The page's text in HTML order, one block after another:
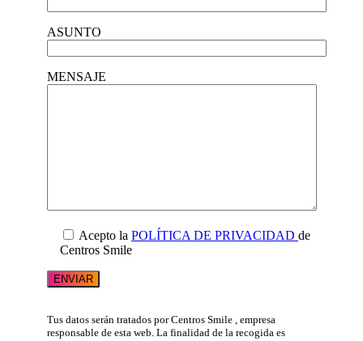
ASUNTO
MENSAJE
Acepto la POLÍTICA DE PRIVACIDAD de
Centros Smile
Tus datos serán tratados por Centros Smile , empresa
responsable de esta web. La finalidad de la recogida es